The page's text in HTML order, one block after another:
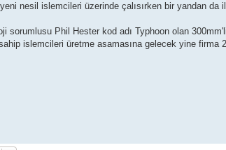
nesil islemcileri üzerinde çalısırken bir yandan da
sorumlusu Phil Hester kod adı Typhoon olan
islemcileri üretme asamasına gelecek yine firma